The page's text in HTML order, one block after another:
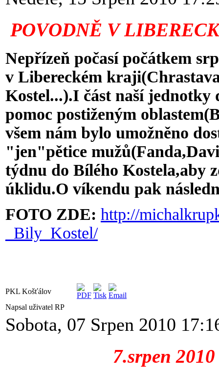
POVODNĚ V
Nepřízeň počasí počátkem
v Libereckém
Kostel...).I část naší jednotky
pomoc postiženým
všem nám bylo umožněno
"jen"pětice
týdnu do Bílého Kostela,aby
úklidu.O víkendu pak
FOTO ZDE: http://
_Bily_Kostel/
PKL Košťálov
Napsal uživatel RP
Sobota, 07 Srpen 2010
7.srpen 2010 -